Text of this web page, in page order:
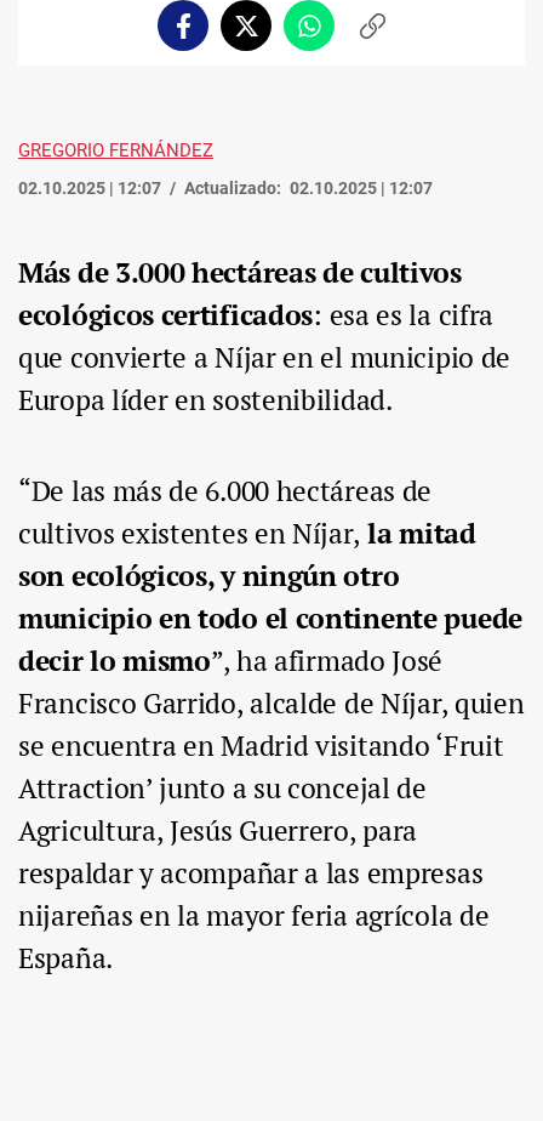
FacebookTwitterWhatsappCopiar
GREGORIO FERNÁNDEZ
02.10.2025 | 12:07 Actualizado: 02.10.2025 | 12:07
Más de 3.000 hectáreas de cultivos
ecológicos certificados: esa es la cifra
que convierte a Níjar en el municipio de
Europa líder en sostenibilidad.
“De las más de 6.000 hectáreas de
cultivos existentes en Níjar, la mitad
son ecológicos, y ningún otro
municipio en todo el continente puede
decir lo mismo”, ha afirmado José
Francisco Garrido, alcalde de Níjar, quien
se encuentra en Madrid visitando ‘Fruit
Attraction’ junto a su concejal de
Agricultura, Jesús Guerrero, para
respaldar y acompañar a las empresas
nijareñas en la mayor feria agrícola de
España.